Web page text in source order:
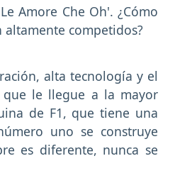
Amore Che Oh'. ¿Cómo
competidos?
alta tecnología y el
le llegue a la mayor
de F1, que tiene una
uno se construye
es diferente, nunca se